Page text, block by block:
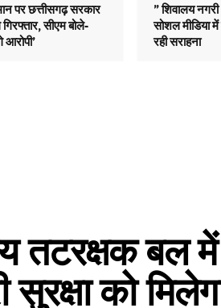
पर छत्तीसगढ़ सरकार
सीएम बोले-
आरोपी'
" शिवालय
सोशल मीडिया
रही सराहना
तटरक्षक बल
सुरक्षा को